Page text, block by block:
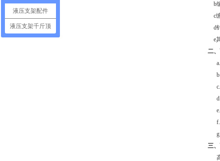
b
c
d
e
二
a.
c.
e.
f.
三
液压支架配件
液压支架千斤顶